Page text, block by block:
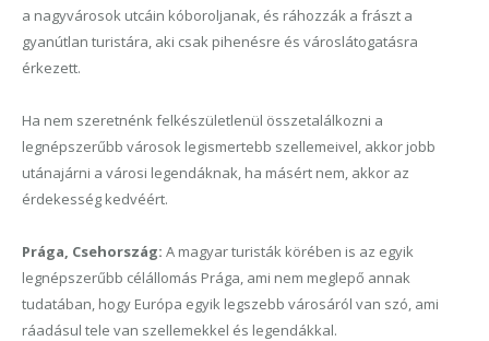
a nagyvárosok utcáin kóboroljanak, és ráhozzák a frászt a
gyanútlan turistára, aki csak pihenésre és városlátogatásra
érkezett.
Ha nem szeretnénk felkészületlenül összetalálkozni a
legnépszerűbb városok legismertebb szellemeivel, akkor jobb
utánajárni a városi legendáknak, ha másért nem, akkor az
érdekesség kedvéért.
Prága, Csehország: A magyar turisták körében is az egyik
legnépszerűbb célállomás Prága, ami nem meglepő annak
tudatában, hogy Európa egyik legszebb városáról van szó, ami
ráadásul tele van szellemekkel és legendákkal.